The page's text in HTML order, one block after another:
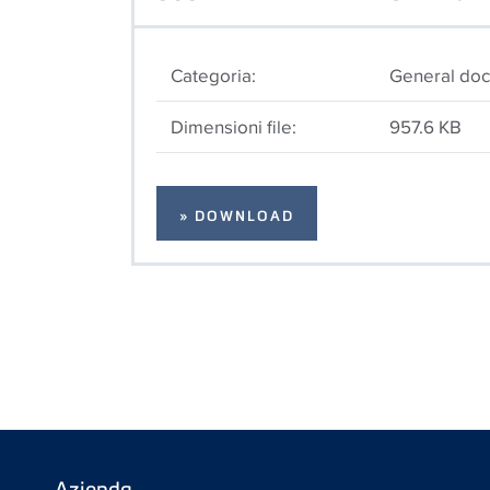
Categoria:
General
Dimensioni file:
957.6 KB
» DOWNLOAD